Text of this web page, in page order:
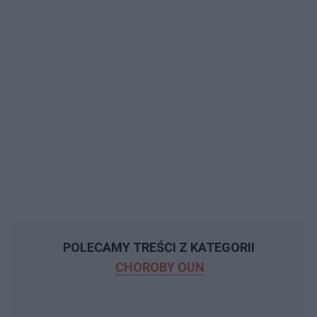
POLECAMY TREŚCI Z KATEGORII
CHOROBY OUN